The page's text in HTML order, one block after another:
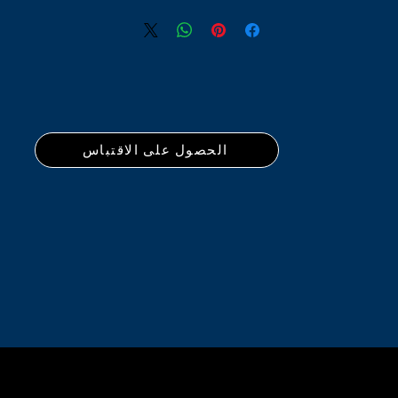
الحصول على الاقتباس